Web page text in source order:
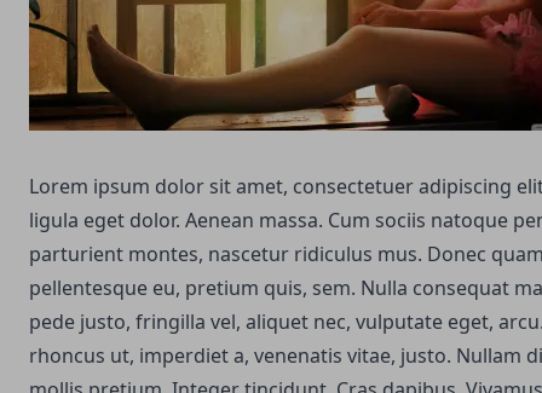
Lorem ipsum dolor sit amet, consectetuer adipiscing
ligula eget dolor. Aenean massa. Cum sociis natoque
parturient montes, nascetur ridiculus mus. Donec
pellentesque eu, pretium quis, sem. Nulla consequat
pede justo, fringilla vel, aliquet nec, vulputate eget,
rhoncus ut, imperdiet a, venenatis vitae, justo. Nullam